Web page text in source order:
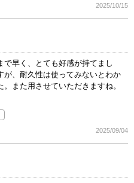
2025/10/15
早く、とても好感が持てまし
が、耐久性は使ってみないとわか
また用させていただきますね。
2025/09/04